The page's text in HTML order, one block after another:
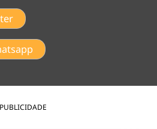
PUBLICIDADE